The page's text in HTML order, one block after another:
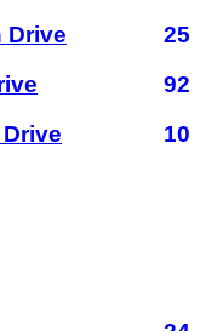
Drive
25
92
10